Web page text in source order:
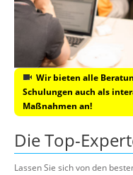
Wir bieten alle
Schulungen auch als
Maßnahmen an!
Die Top-
Lassen Sie sich von den